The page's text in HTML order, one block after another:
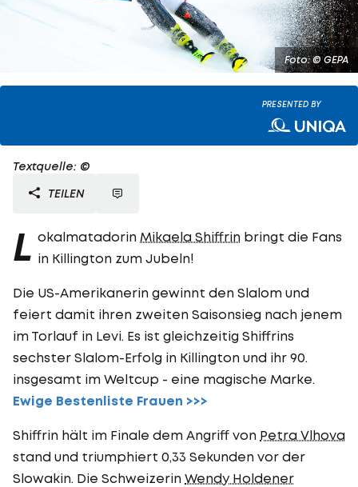
Foto: © GEPA
PRESENTED BY
Textquelle: ©
TEILEN
L okalmatadorin Mikaela Shiffrin bringt die Fans
in Killington zum Jubeln!
Die US-Amerikanerin gewinnt den Slalom und
feiert damit ihren zweiten Saisonsieg nach jenem
im Torlauf in Levi. Es ist gleichzeitig Shiffrins
sechster Slalom-Erfolg in Killington und ihr 90.
insgesamt im Weltcup - eine magische Marke.
Ewige Bestenliste Frauen >>>
Shiffrin hält im Finale dem Angriff von Petra Vlhova
stand und triumphiert 0,33 Sekunden vor der
Slowakin. Die Schweizerin Wendy Holdener